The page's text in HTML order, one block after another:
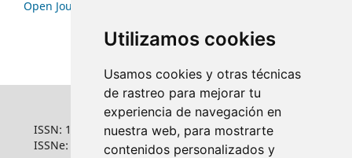
Utilizamos cookies
Usamos cookies y otras técnicas
de rastreo para mejorar tu
experiencia de navegación en
nuestra web, para mostrarte
contenidos personalizados y
Open Journal Systems
ISSN: 1022-6508
ISSNe: 1681-5653